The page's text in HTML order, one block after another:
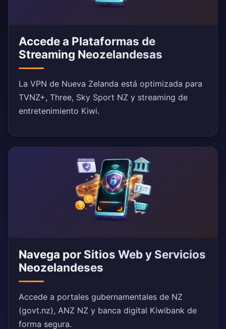
Accede a Plataformas de
Streaming Neozelandesas
La VPN de Nueva Zelanda está optimizada para
TVNZ+, Three, Sky Sport NZ y streaming de
entretenimiento Kiwi.
Navega por Sitios Web y Servicios
Neozelandeses
Accede a portales gubernamentales de NZ
(govt.nz), ANZ NZ y banca digital Kiwibank de
forma segura.